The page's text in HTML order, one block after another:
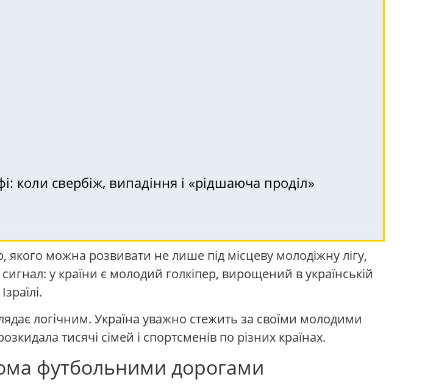
коли свербіж, випадіння і «рідшаюча проділ»
якого можна розвивати не лише під місцеву молодіжну лігу,
у країни є молодий голкіпер, вирощений в українській
логічним. Україна уважно стежить за своїми молодими
тисячі сімей і спортсменів по різних країнах.
футбольними дорогами